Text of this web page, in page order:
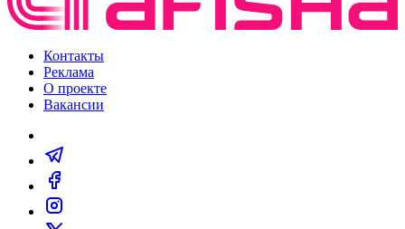
Контакты
Реклама
О проекте
Вакансии